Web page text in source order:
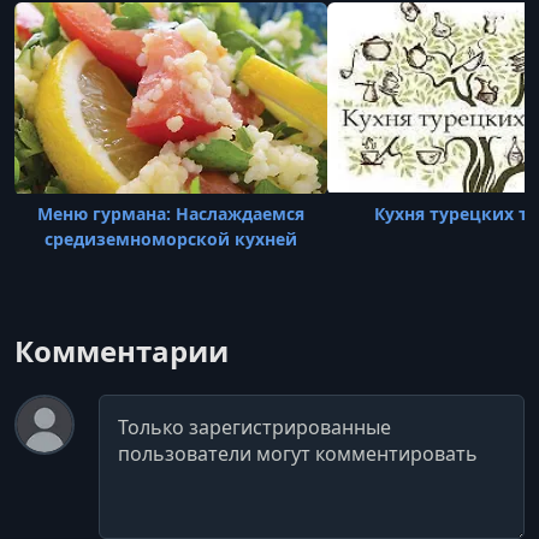
(1965), за роль
Меню гурмана: Наслаждаемся
средиземноморской кухней
Кухня турецких
Комментарии
Комментарий